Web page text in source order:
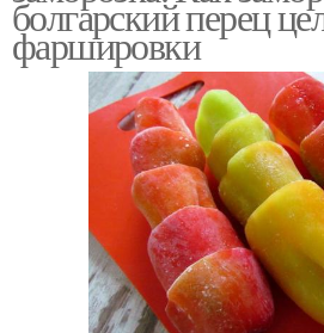
болгарский перец
фаршировки